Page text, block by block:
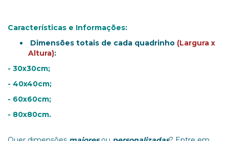
Características e Informações:
Dimensões totais de cada quadrinho (Largura x
Altura):
- 30x30cm;
- 40x40cm;
- 60x60cm;
- 80x80cm.